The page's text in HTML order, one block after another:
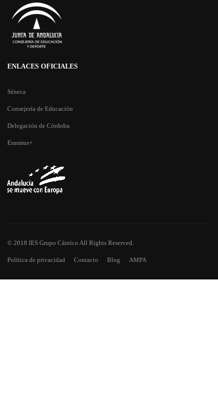
ENLACES OFICIALES
Séneca
Consejería de Educación
Delegación de Córdoba
Erasmus+
© 2018 IES Grupo Cántico All Rights Reserved.
Política de privacidad Contacto Blog AMPA